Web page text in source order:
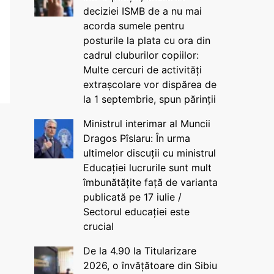
deciziei ISMB de a nu mai
acorda sumele pentru
posturile la plata cu ora din
cadrul cluburilor copiilor:
Multe cercuri de activități
extrașcolare vor dispărea de
la 1 septembrie, spun părinții
Ministrul interimar al Muncii
Dragos Pîslaru: În urma
ultimelor discuții cu ministrul
Educației lucrurile sunt mult
îmbunătățite față de varianta
publicată pe 17 iulie /
Sectorul educației este
crucial
De la 4.90 la Titularizare
2026, o învățătoare din Sibiu